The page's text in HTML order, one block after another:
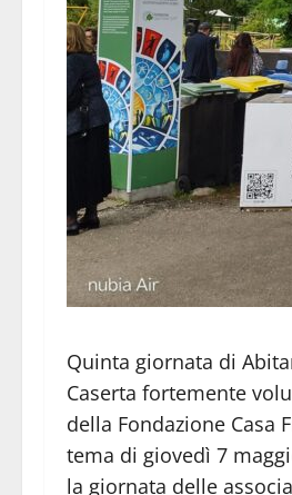
Quinta giornata di
Caserta fortemente
della Fondazione Casa
tema di giovedì 7
la giornata delle